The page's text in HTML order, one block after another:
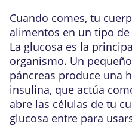
Cuando comes, tu
alimentos en un tipo
La glucosa es la
organismo. Un
páncreas produce una
insulina, que actúa
abre las células de tu
glucosa entre para